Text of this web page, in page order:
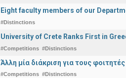
Eight faculty members of our
#Distinctions
University of Crete Ranks First in
#Competitions #Distinctions
Άλλη μία διάκριση για τους
#Competitions #Distinctions